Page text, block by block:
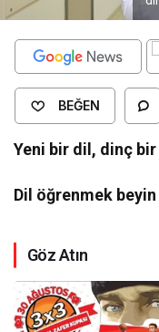
BEĞEN
Yeni bir dil, dinç bir
Dil öğrenmek beyin
Göz Atın